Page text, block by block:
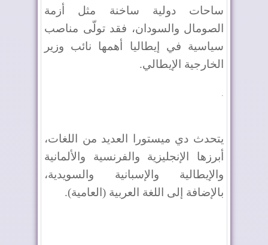
ساحات دولية ساخنة مثل أزمة
الصومال والسودان، فقد تولّى مناصب
سياسية في إيطاليا أهمها نائب وزير
الخارجية الإيطالي.
.
يتحدث دي ميستورا العديد من اللغات،
أبرزها الإنجليزية والفرنسية والألمانية
والإيطالية والإسبانية والسويدية،
بالإضافة إلى اللغة العربية (العامية).